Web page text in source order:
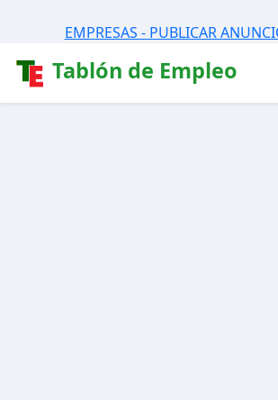
EMPRESAS - PUBLICAR
Tablón de Empleo